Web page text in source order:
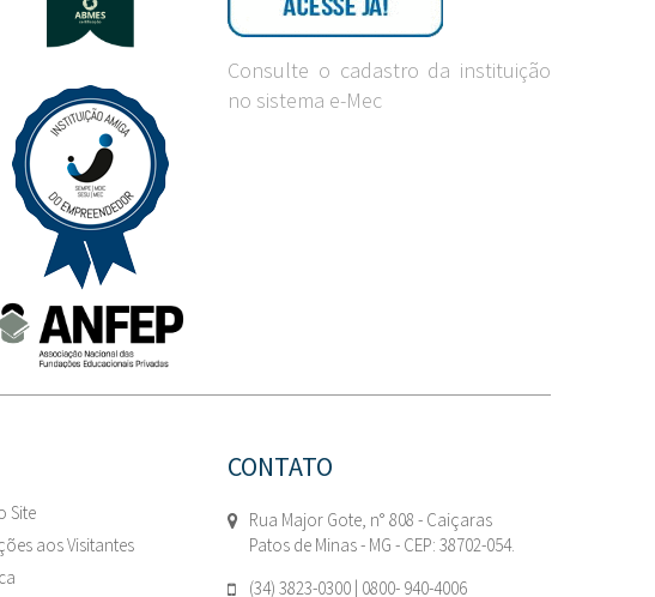
Consulte o cadastro da instituição
no sistema e-Mec
Site
aos Visitantes
CONTATO
Rua Major Gote, n° 808 - Caiçaras
Patos de Minas - MG - CEP: 38702-054.
(34) 3823-0300 | 0800- 940-4006